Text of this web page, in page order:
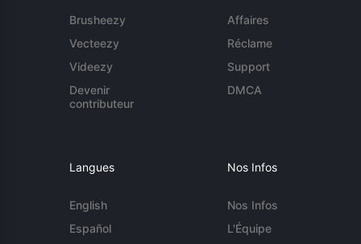
Brusheezy
Vecteezy
Videezy
Devenir
contributeur
Affaires
Réclame
Support
DMCA
Langues
English
Español
Nos Infos
Nos Infos
L'Équipe